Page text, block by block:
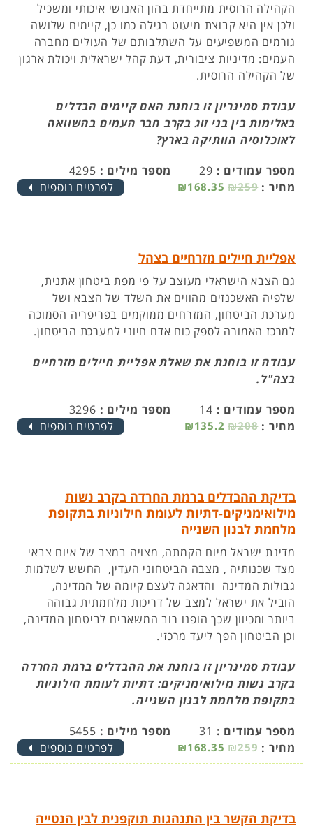
הקהילה הרוסית מתייחדת בהון האנושי איכותי ומשכיל
ולכן אין היא קבוצת מיעוט רגילה כמו כן, קיימים שלושה
גורמים המשפיעים על השתלבותם של העולים מחברה
העמים: מדיניות ציבורית, דעת קהל ישראלית ויכולת ארגון
של הקהילה הרוסית.
עבודת סמינריון זו בוחנת האם קיימים הבדלים
באלימות בין בני זוג בקרב חבר העמים בהשוואה
לאוכלוסיה הוותיקה בארץ?
מספר עמודים : 29 מספר מילים : 4295
מחיר : ₪259
₪168.35 לפרטים נוספים
אפליית חיילים מזרחיים בצהל
גם הצבא הישראלי מעוצב על פי מפת ביטחון אתנית,
שלפיה האשכנזים מהווים את השלד של הצבא ושל
מערכת הביטחון, המזרחים ממוקמים בפריפריה הסמוכה
למרכז האמורה לספק כוח אדם חיוני למערכת הביטחון.
עבודה זו בוחנת את שאלת אפליית חיילים מזרחיים
בצה"ל.
מספר עמודים : 14 מספר מילים : 3296
מחיר : ₪208
₪135.2 לפרטים נוספים
בדיקת ההבדלים ברמת החרדה בקרב נשות
מילואימניקים-דתיות לעומת חילוניות בתקופת
מלחמת לבנון השנייה
מדינת ישראל מיום הקמתה, מצויה במצב של איום צבאי
מצד שכנותיה , מצבה הביטחוני העדין, החשש לשלמות
גבולות המדינה והדאגה לעצם קיומה של המדינה,
הוביל את ישראל למצב של דריכות מלחמתית גבוהה
ביותר ומכיוון שכך הופנו רוב המשאבים לביטחון המדינה,
וכן הביטחון הפך ליעד מרכזי.
עבודת סמינריון זו בוחנת את ההבדלים ברמת החרדה
בקרב נשות מילואימניקים: דתיות לעומת חילוניות
בתקופת מלחמת לבנון השנייה.
מספר עמודים : 31 מספר מילים : 5455
מחיר : ₪259
₪168.35 לפרטים נוספים
בדיקת הקשר בין התנהגות תוקפנית לבין הנטייה